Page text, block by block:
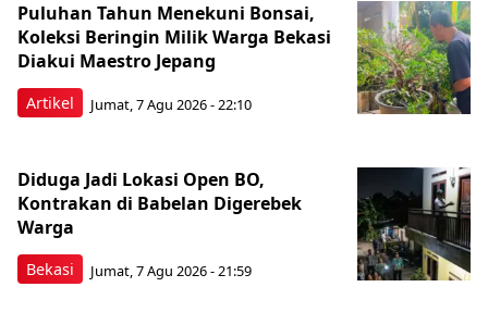
Artikel
Puluhan Tahun Menekuni Bonsai,
Koleksi Beringin Milik Warga Bekasi
Diakui Maestro Jepang
Jumat, 7 Agu 2026 - 22:10
Bekasi
Diduga Jadi Lokasi Open BO,
Kontrakan di Babelan Digerebek
Warga
Jumat, 7 Agu 2026 - 21:59